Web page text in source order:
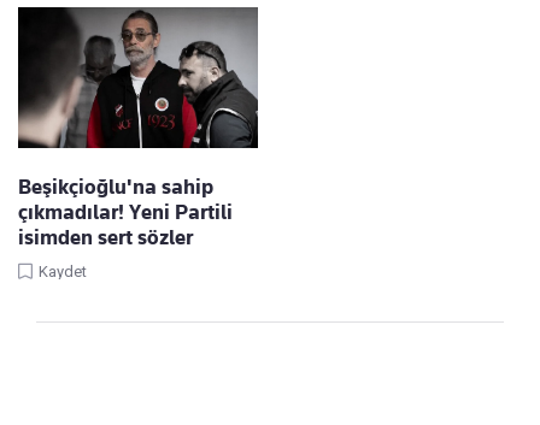
Beşikçioğlu'na sahip
çıkmadılar! Yeni Partili
isimden sert sözler
Kaydet